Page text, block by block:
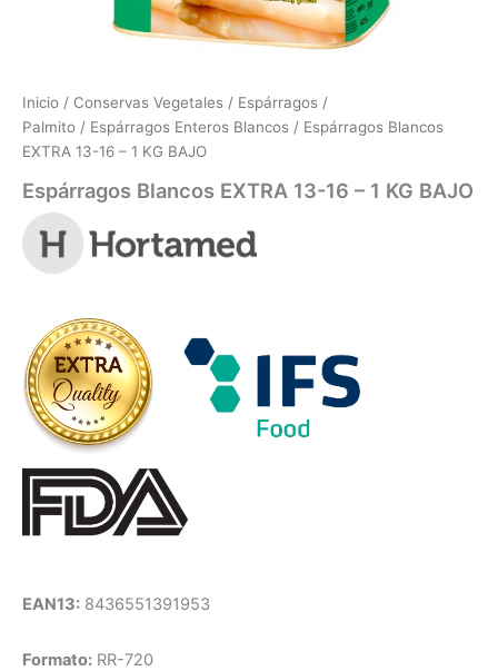
Inicio / Conservas Vegetales / Espárragos /
Palmito / Espárragos Enteros Blancos / Espárragos Blancos
EXTRA 13-16 – 1 KG BAJO
Espárragos Blancos EXTRA 13-16 – 1 KG BAJO
EAN13: 8436551391953
Formato: RR-720